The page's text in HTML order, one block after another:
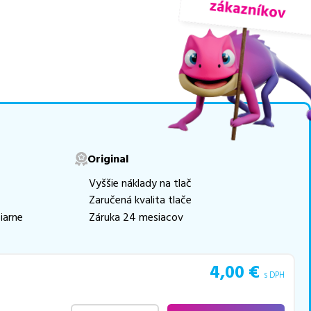
tlač.
naskladňovať
ďalšie otázky,
Original
Vyššie náklady na tlač
Zaručená kvalita tlače
Záruka 24 mesiacov
4,00 € s DPH